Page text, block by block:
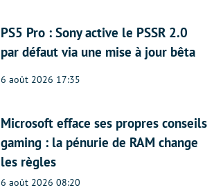
PS5 Pro : Sony active le PSSR 2.0
par défaut via une mise à jour bêta
6 août 2026 17:35
Microsoft efface ses propres conseils
gaming : la pénurie de RAM change
les règles
6 août 2026 08:20